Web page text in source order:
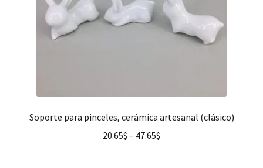
Soporte para pinceles, cerámica artesanal (clásico)
20.65$ – 47.65$